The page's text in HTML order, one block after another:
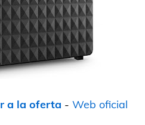
a la oferta - Web oficial